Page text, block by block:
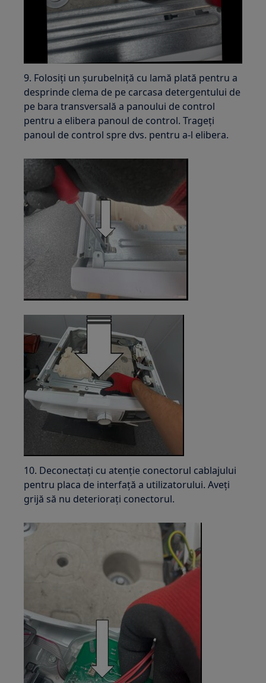
9. Folosiți un șurubelniță cu lamă plată pentru a
desprinde clema de pe carcasa detergentului de
pe bara transversală a panoului de control
pentru a elibera panoul de control. Trageți
panoul de control spre dvs. pentru a-l elibera.
10. Deconectați cu atenție conectorul cablajului
pentru placa de interfață a utilizatorului. Aveți
grijă să nu deteriorați conectorul.